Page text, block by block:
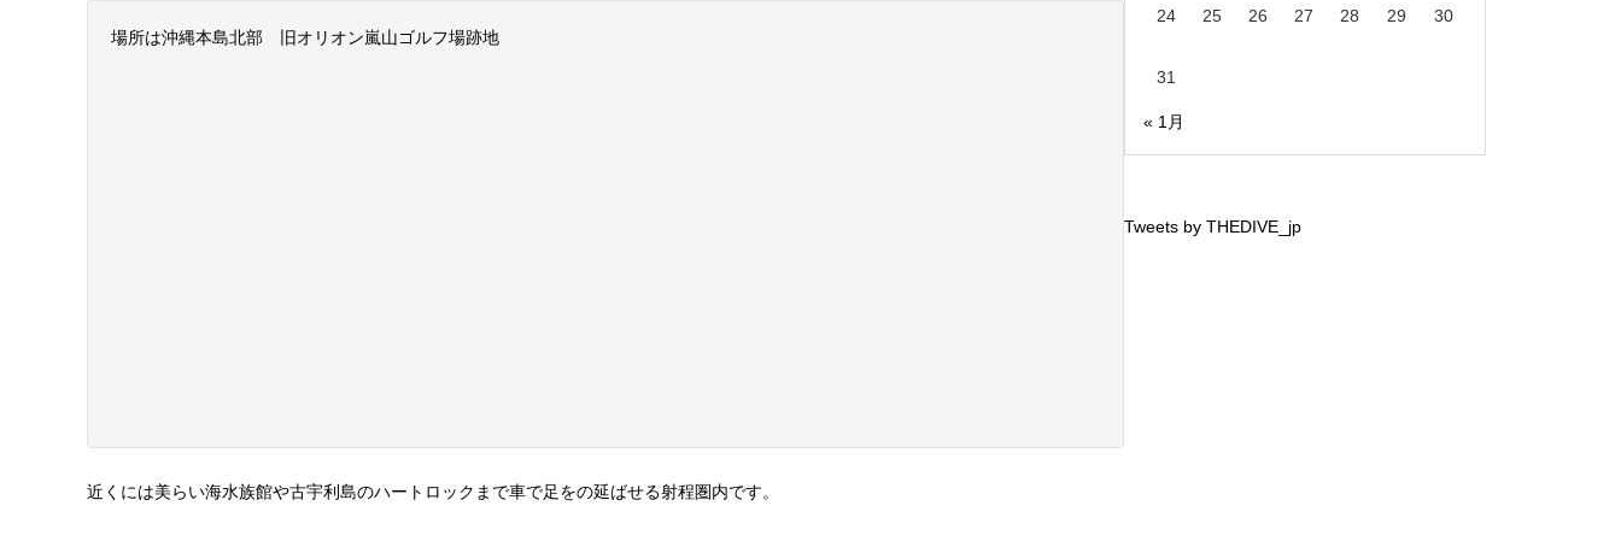
場所は沖縄本島北部 旧オリオン嵐山ゴルフ場跡地
近くには美らい海水族館や古宇利島のハートロックまで車で足をの延ばせる射程圏内です。
24 25 26 27 28 29 30
31
« 1月
Tweets by THEDIVE_jp